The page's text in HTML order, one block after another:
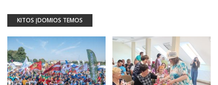
KITOS ĮDOMIOS TEMOS